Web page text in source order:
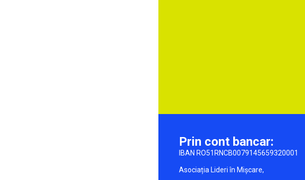
Prin cont bancar:
IBAN RO51RNCB0079145659320001
Asociația Lideri în Mișcare,